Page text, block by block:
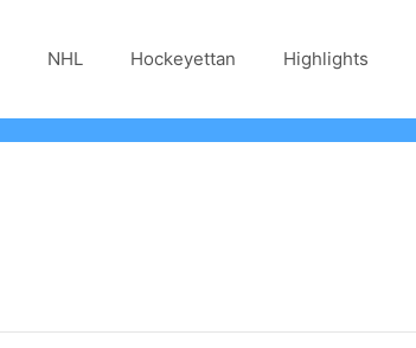
NHL Hockeyettan Highlights